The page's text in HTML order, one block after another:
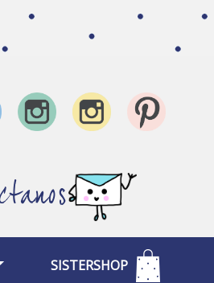
SISTERSHOP